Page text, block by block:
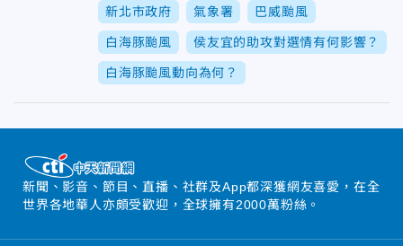
新北市政府 氣象署 巴威颱風
白海豚颱風 侯友宜的助攻對選情有何影響？
白海豚颱風動向為何？
新聞、影音、節目、直播、社群及App都深獲網友喜愛，在全
世界各地華人亦頗受歡迎，全球擁有2000萬粉絲。